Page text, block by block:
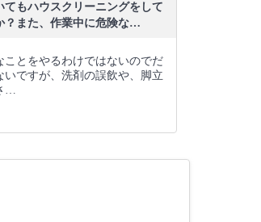
てもハウスクリーニングをして
？また、作業中に危険な…
ことをやるわけではないのでだ
いですが、洗剤の誤飲や、脚立
…